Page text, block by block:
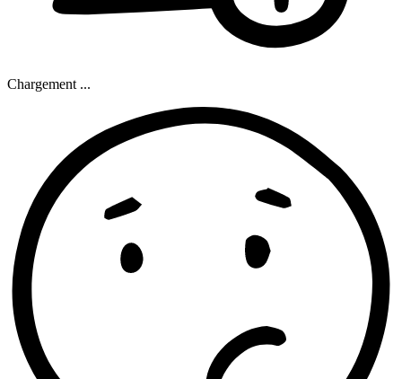
Chargement ...